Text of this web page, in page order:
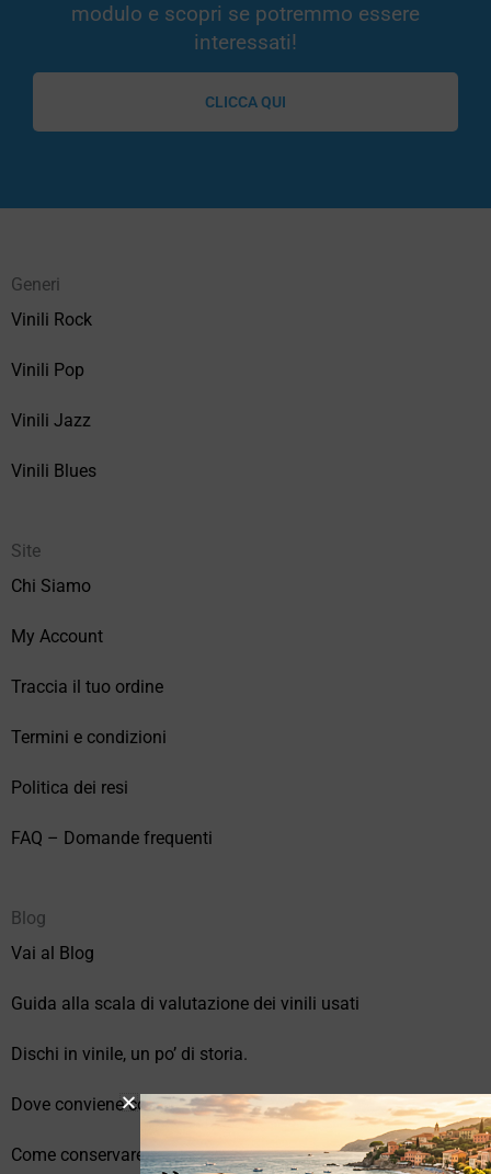
modulo e scopri se potremmo essere
interessati!
CLICCA QUI
Generi
Vinili Rock
Vinili Pop
Vinili Jazz
Vinili Blues
Site
Chi Siamo
My Account
Traccia il tuo ordine
Termini e condizioni
Politica dei resi
FAQ – Domande frequenti
Blog
Vai al Blog
Guida alla scala di valutazione dei vinili usati
Dischi in vinile, un po’ di storia.
Dove conviene comprare vinili online?
Come conservare correttamente i vinili usati